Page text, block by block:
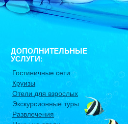
ДОПОЛНИТЕЛЬНЫЕ
УСЛУГИ:
Гостиничные сети
Круизы
Отели для взрослых
Экскурсионные туры
Развлечения